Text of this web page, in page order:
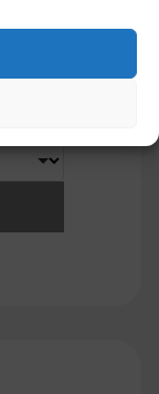
Cubes